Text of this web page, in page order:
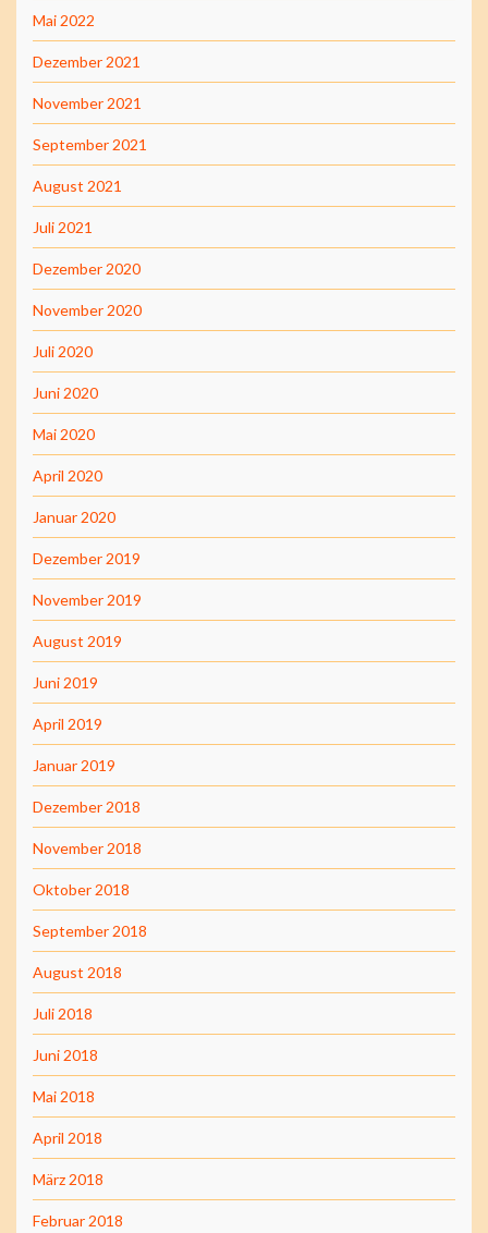
Mai 2022
Dezember 2021
November 2021
September 2021
August 2021
Juli 2021
Dezember 2020
November 2020
Juli 2020
Juni 2020
Mai 2020
April 2020
Januar 2020
Dezember 2019
November 2019
August 2019
Juni 2019
April 2019
Januar 2019
Dezember 2018
November 2018
Oktober 2018
September 2018
August 2018
Juli 2018
Juni 2018
Mai 2018
April 2018
März 2018
Februar 2018